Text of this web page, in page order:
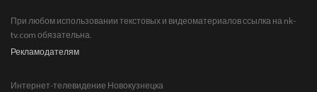
При любом использовании текстовых и видеоматериалов ссылка на nk-
tv.com обязательна.
Рекламодателям
Интернет-телевидение Новокузнецка